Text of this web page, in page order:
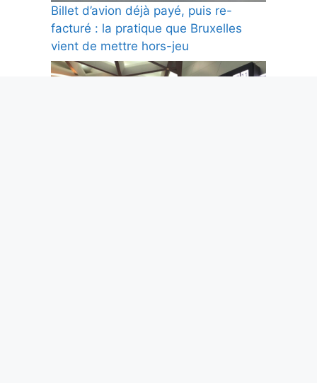
Billet d’avion déjà payé, puis re-
facturé : la pratique que Bruxelles
vient de mettre hors-jeu